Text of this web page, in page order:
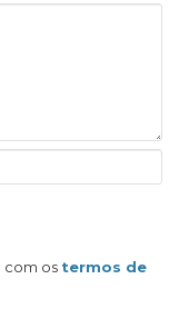
com os termos de